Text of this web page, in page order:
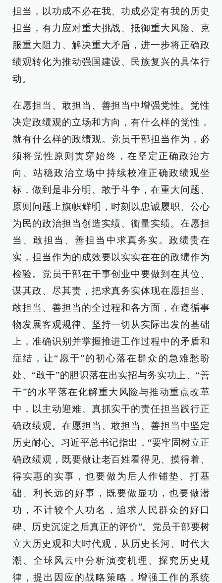
担当，以功成不必在我、功成必定有我的历史
担当，有力应对重大挑战、抵御重大风险、克
服重大阻力、解决重大矛盾，进一步将正确政
绩观转化为推动强国建设、民族复兴的具体行
动。
在愿担当、敢担当、善担当中增强党性。党性
决定政绩观的立场和方向，有什么样的党性，
就有什么样的政绩观。党员干部担当作为，必
须将党性原则贯穿始终，在坚定正确政治方
向、站稳政治立场中持续校准正确政绩观坐
标，做到是非分明、敢于斗争，在重大问题、
原则问题上旗帜鲜明，时刻以忠诚履职、公心
为民的政治担当创造实绩、衡量实绩。在愿担
当、敢担当、善担当中求真务实。政绩贵在
实，担当作为的成效要以实实在在的政绩作为
检验。党员干部在干事创业中要做到在其位、
谋其政、尽其责，把求真务实体现在愿担当、
敢担当、善担当的全过程和各方面，在遵循事
物发展客观规律、坚持一切从实际出发的基础
上，准确识别并掌握推进工作过程中的矛盾和
症结，让“愿干”的初心落在群众的急难愁盼
处、“敢干”的胆识落在出实招与务实功上、“善
干”的水平落在化解重大风险与推动重点改革
中，以主动迎难、真抓实干的责任担当践行正
确政绩观。在愿担当、敢担当、善担当中坚定
历史耐心。习近平总书记指出，“要牢固树立正
确政绩观，既要做让老百姓看得见、摸得着、
得实惠的实事，也要做为后人作铺垫、打基
础、利长远的好事，既要做显功，也要做潜
功，不计较个人功名，追求人民群众的好口
碑、历史沉淀之后真正的评价”。党员干部要树
立大历史观和大时代观，从历史长河、时代大
潮、全球风云中分析演变机理、探究历史规
律，提出因应的战略策略，增强工作的系统